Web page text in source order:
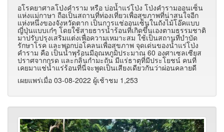
อโรคยาศาลโป่งคำราม หรือ บ่อน้ำแร่โป่ง โป่งคำรามออนเซ็น
แห่งแม่กาษา ถือเป็นสถานที่ท่องเที่ยวเพื่อสุขภาพที่น่าสนใจอีก
แห่งหนึ่งของจังหวัดตาก เป็นการแช่ออนเซ็นในถังไม้โอ๊คแบบ
ญี่ปุ่นแบบเก๋ๆ โดยใช้สายธารน้ำร้อนที่เกิดขึ้นเองตามธรรมชาติ
มาปรับปรุงเสริมแต่งเพื่อความเหมาะสม ใช้เป็นสถานที่บำบัด
รักษาโรค และพอกบ่อโคลนเพื่อสุขภาพ จุดเด่นของน้ำแร่โป่ง
คำราม คือ เป็นน้ำพุร้อนมีอุณหภูมิประมาณ 60 องศาเซลเซียส
ปราศจากกรด และกลิ่นกำมะถัน มีแร่ธาตุที่มีประโยชน์ คนที่
เคยมาแช่น้ำแร่ร้อนที่นี่จะพูดเป็นเสียงเดียวกันว่าผ่อนคลายดี
เผยแพร่เมื่อ 03-08-2022 ผู้เช้าชม 1,253